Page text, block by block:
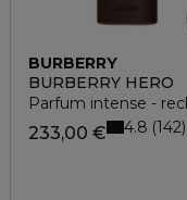
BURBERRY
BURBERRY HERO
Parfum intense -
233,00 € 4.8 142